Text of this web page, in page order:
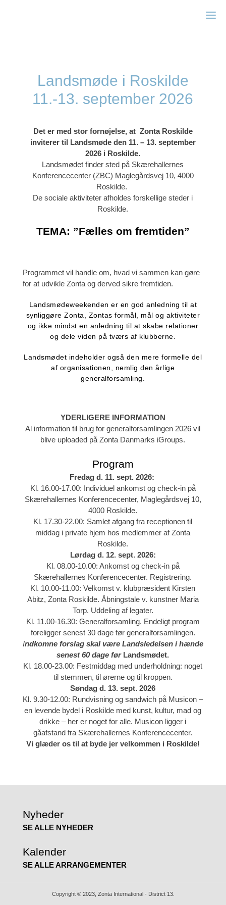
Landsmøde i Roskilde
11.-13. september 2026
Det er med stor fornøjelse, at Zonta Roskilde
inviterer til Landsmøde den 11. – 13. september
2026 i Roskilde.
Landsmødet finder sted på Skærehallernes
Konferencecenter (ZBC) Maglegårdsvej 10, 4000
Roskilde.
De sociale aktiviteter afholdes forskellige steder i
Roskilde.
TEMA: ”Fælles om fremtiden”
Programmet vil handle om, hvad vi sammen kan gøre
for at udvikle Zonta og derved sikre fremtiden.
Landsmødeweekenden er en god anledning til at
synliggøre Zonta, Zontas formål, mål og aktiviteter
og ikke mindst en anledning til at skabe relationer
og dele viden på tværs af klubberne.
Landsmødet indeholder også den mere formelle del
af organisationen, nemlig den årlige
generalforsamling.
YDERLIGERE INFORMATION
Al information til brug for generalforsamlingen 2026 vil
blive uploaded på Zonta Danmarks iGroups.
Program
Fredag d. 11. sept. 2026:
Kl. 16.00-17.00: Individuel ankomst og check-in på
Skærehallernes Konferencecenter, Maglegårdsvej 10,
4000 Roskilde.
Kl. 17.30-22.00: Samlet afgang fra receptionen til
middag i private hjem hos medlemmer af Zonta
Roskilde.
Lørdag d. 12. sept. 2026:
Kl. 08.00-10.00: Ankomst og check-in på
Skærehallernes Konferencecenter. Registrering.
Kl. 10.00-11.00: Velkomst v. klubpræsident Kirsten
Abitz, Zonta Roskilde. Åbningstale v. kunstner Maria
Torp. Uddeling af legater.
Kl. 11.00-16.30: Generalforsamling. Endeligt program
foreligger senest 30 dage før generalforsamlingen.
Indkomne forslag skal være Landsledelsen i hænde
senest 60 dage førLandsmødet.
Kl. 18.00-23.00: Festmiddag med underholdning: noget
til stemmen, til ørerne og til kroppen.
Søndag d. 13. sept. 2026
Kl. 9.30-12.00: Rundvisning og sandwich på Musicon –
en levende bydel i Roskilde med kunst, kultur, mad og
drikke – her er noget for alle. Musicon ligger i
gåafstand fra Skærehallernes Konferencecenter.
Vi glæder os til at byde jer velkommen i Roskilde!
Nyheder
SE ALLE NYHEDER
Kalender
SE ALLE ARRANGEMENTER
Copyright © 2023, Zonta International - District 13.